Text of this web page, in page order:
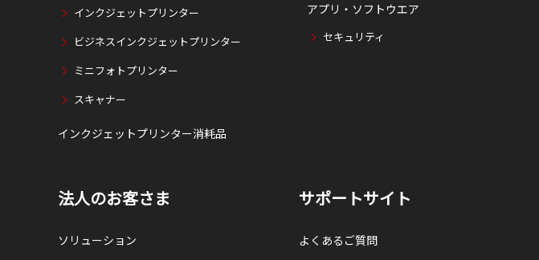
インクジェットプリンター
ビジネスインクジェットプリンター
ミニフォトプリンター
スキャナー
インクジェットプリンター消耗品
アプリ・ソフトウエア
セキュリティ
法人のお客さま
ソリューション
サポートサイト
よくあるご質問